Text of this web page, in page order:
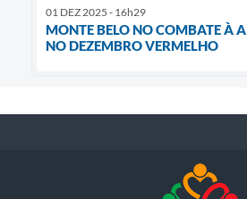
01 DEZ 2025 - 16h29
MONTE BELO NO COMBATE À
NO DEZEMBRO VERMELHO